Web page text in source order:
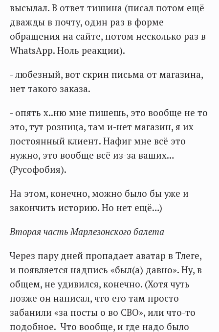
высылал. В ответ тишина (писал потом ещё
дважды в почту, один раз в форме
обращения на сайте, потом несколько раз в
WhatsApp. Ноль реакции).
- любезный, вот скрин письма от магазина,
нет такого заказа.
- опять х..ню мне пишешь, это вообще не то
это, тут розница, там и-нет магазин, я их
постоянный клиент. Нафиг мне всё это
нужно, это вообще всё из-за ваших…
(Русофобия).
На этом, конечно, можно было бы уже и
закончить историю. Но нет ещё…)
Вторая часть Марлезонского балета
Через пару дней пропадает аватар в Тлеге,
и появляется надпись «был(а) давно». Ну, в
общем, не удивился, конечно. (Хотя чуть
позже он написал, что его там просто
забанили «за посты о во СВО», или что-то
подобное. Что вообще, и где надо было